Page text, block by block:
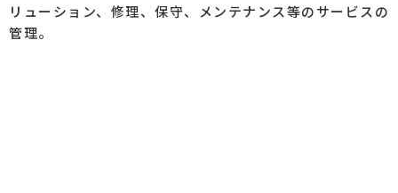
リューション、修理、保守、メンテナンス等のサービスの
管理。